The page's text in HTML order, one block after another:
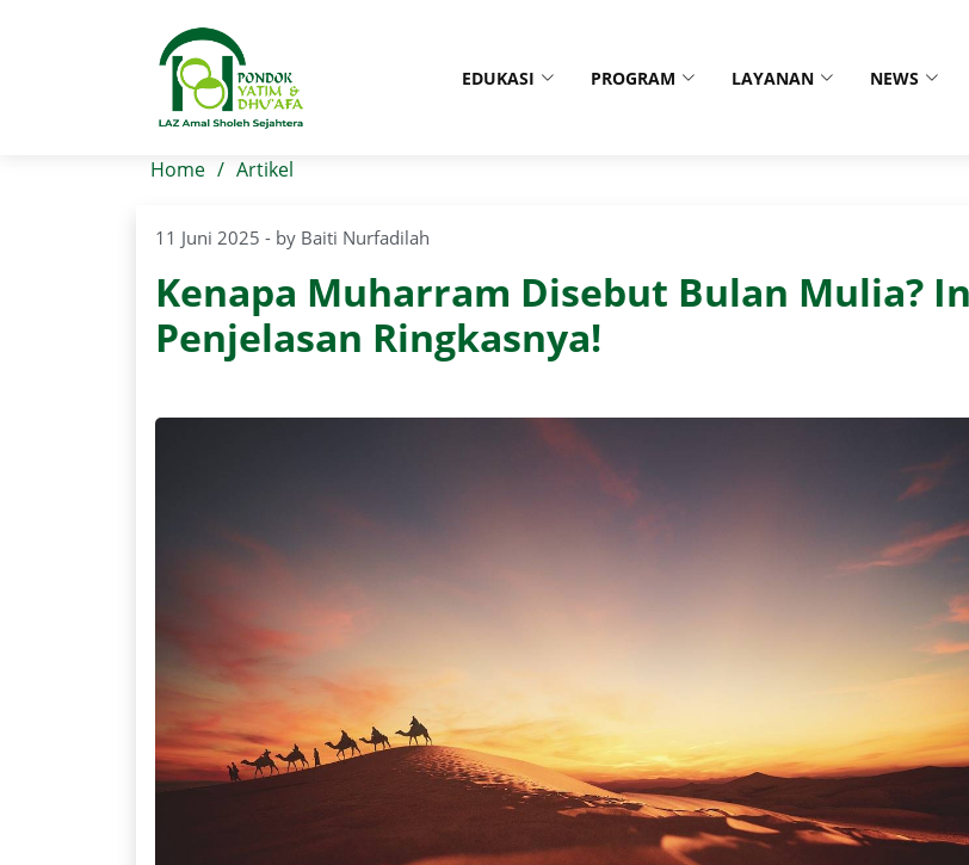
EDUKASI PROGRAM LAYANAN NEWS
Home Artikel
11 Juni 2025 - by Baiti Nurfadilah
Kenapa Muharram Disebut Bulan Mulia?
Penjelasan Ringkasnya!